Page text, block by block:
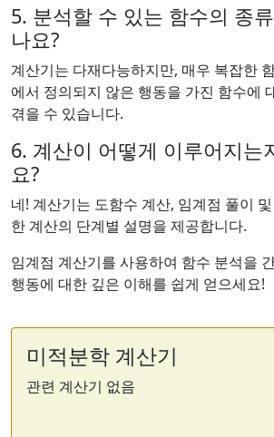
5. 분석할 수 있는 함수의 종
나요?
계산기는 다재다능하지만, 매우 복잡한
에서 정의되지 않은 행동을 가진 함수에
겪을 수 있습니다.
6. 계산이 어떻게 이루어지는
요?
네! 계산기는 도함수 계산, 임계점 풀이
한 계산의 단계별 설명을 제공합니다.
임계점 계산기를 사용하여 함수 분석을
행동에 대한 깊은 이해를 쉽게 얻으세요!
미적분학 계산기
관련 계산기 없음